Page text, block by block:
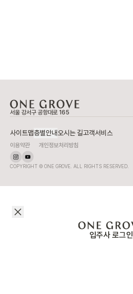
서울 강서구 공항대로 165
사이트맵층별안내오시는 길고객서비스
이용약관 개인정보처리방침
COPYRIGHT © ONE GROVE. ALL RIGHTS RESERVED.
입주사 로그인